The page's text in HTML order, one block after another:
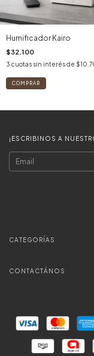
Humificador Kairo
$32.100
3 cuotas sin interés de
COMPRAR
¡ESCRIBINOS A
CATEGORÍAS
CONTACTÁNOS